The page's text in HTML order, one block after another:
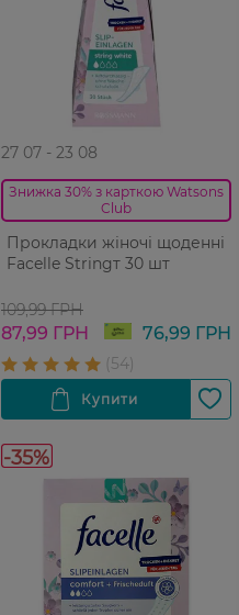
27 07 - 23 08
Знижка 30% з карткою Watsons
Club
Прокладки жіночі щоденні
Facelle Stringт 30 шт
109,99 ГРН
87,99 ГРН 76,99 ГРН
-35%